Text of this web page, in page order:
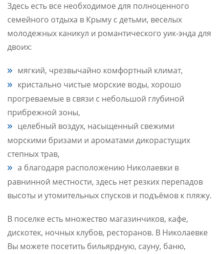
Здесь есть все необходимое для полноценного
семейного отдыха в Крыму с детьми, веселых
молодежных каникул и романтического уик-энда для
двоих:
мягкий, чрезвычайно комфортный климат,
кристально чистые морские воды, хорошо
прогреваемые в связи с небольшой глубиной
прибрежной зоны,
целебный воздух, насыщенный свежими
морскими бризами и ароматами дикорастущих
степных трав,
а благодаря расположению Николаевки в
равнинной местности, здесь нет резких перепадов
высоты и утомительных спусков и подъёмов к пляжу.
В поселке есть множество магазинчиков, кафе,
дискотек, ночных клубов, ресторанов. В Николаевке
Вы можете посетить бильярдную, сауну, баню,